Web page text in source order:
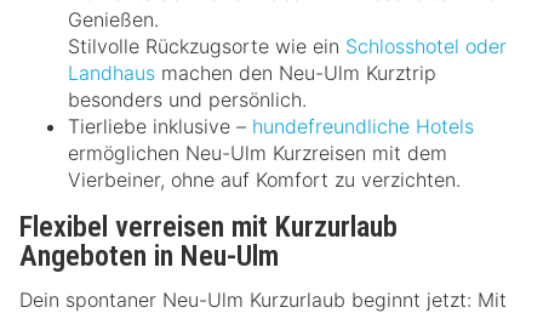
Genießen.
Stilvolle Rückzugsorte wie ein Schlosshotel oder
Landhaus machen den Neu-Ulm Kurztrip
besonders und persönlich.
Tierliebe inklusive – hundefreundliche Hotels
ermöglichen Neu-Ulm Kurzreisen mit dem
Vierbeiner, ohne auf Komfort zu verzichten.
Flexibel verreisen mit Kurzurlaub
Angeboten in Neu-Ulm
Dein spontaner Neu-Ulm Kurzurlaub beginnt jetzt: Mit